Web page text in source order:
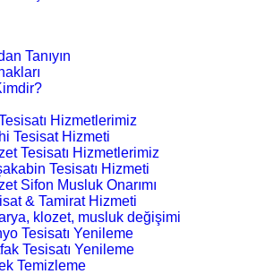
Tanıyın
Hizmetlerimiz
Tesisat Hizmeti
Tesisatı Hizmetlerimiz
Tesisatı Hizmeti
Sifon Musluk Onarımı
& Tamirat Hizmeti
klozet, musluk değişimi
Tesisatı Yenileme
Tesisatı Yenileme
Temizleme